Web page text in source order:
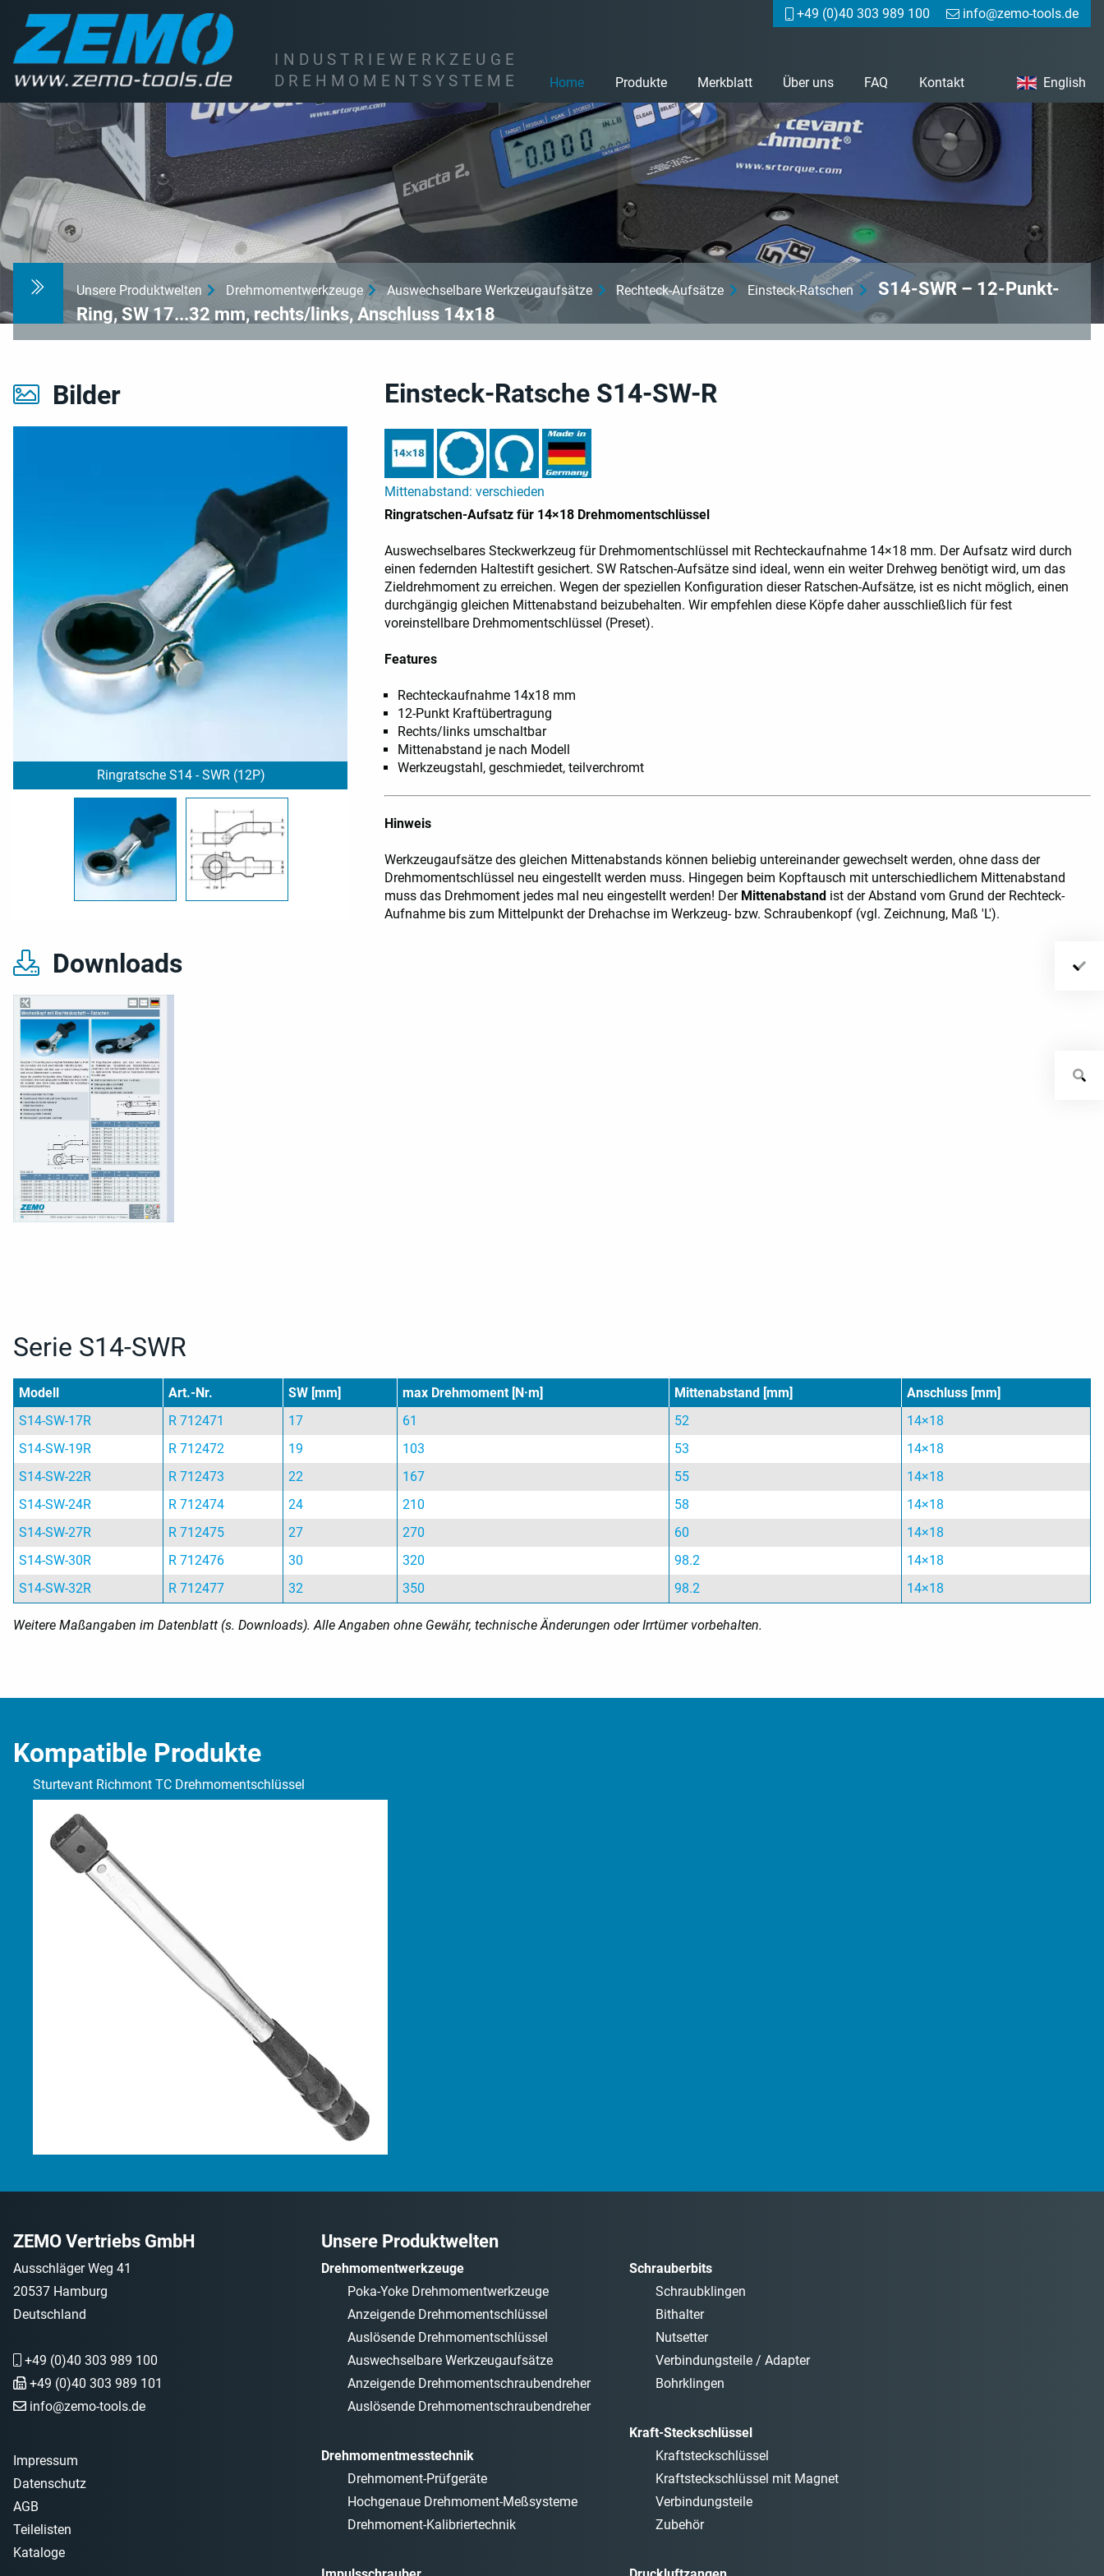
+49 (0)40 303 989 100 info@zemo-tools.de
I N D U S T R I E W E R K Z E U G E
D R E H M O M E N T S Y S T E M E Home Produkte Merkblatt Über uns FAQ Kontakt English
Unsere Produktwelten Drehmomentwerkzeuge Auswechselbare Werkzeugaufsätze Rechteck-Aufsätze Einsteck-Ratschen
S14-SWR – 12-Punkt-
Ring, SW 17...32 mm, rechts/links, Anschluss 14x18
Bilder
Ringratsche S14 - SWR (12P) Bemaßung
Downloads
Einsteck-Ratsche S14-SW-R
Mittenabstand: verschieden
Ringratschen-Aufsatz für 14×18 Drehmomentschlüssel
Auswechselbares Steckwerkzeug für Drehmomentschlüssel mit Rechteckaufnahme 14×18 mm. Der Aufsatz wird durch
einen federnden Haltestift gesichert. SW Ratschen-Aufsätze sind ideal, wenn ein weiter Drehweg benötigt wird, um das
Zieldrehmoment zu erreichen. Wegen der speziellen Konfiguration dieser Ratschen-Aufsätze, ist es nicht möglich, einen
durchgängig gleichen Mittenabstand beizubehalten. Wir empfehlen diese Köpfe daher ausschließlich für fest
voreinstellbare Drehmomentschlüssel (Preset).
Features
Rechteckaufnahme 14x18 mm
12-Punkt Kraftübertragung
Rechts/links umschaltbar
Mittenabstand je nach Modell
Werkzeugstahl, geschmiedet, teilverchromt
Hinweis
Werkzeugaufsätze des gleichen Mittenabstands können beliebig untereinander gewechselt werden, ohne dass der
Drehmomentschlüssel neu eingestellt werden muss. Hingegen beim Kopftausch mit unterschiedlichem Mittenabstand
muss das Drehmoment jedes mal neu eingestellt werden! Der Mittenabstand ist der Abstand vom Grund der Rechteck-
Aufnahme bis zum Mittelpunkt der Drehachse im Werkzeug- bzw. Schraubenkopf (vgl. Zeichnung, Maß 'L').
Serie S14-SWR
Modell Art.-Nr. SW [mm] max Drehmoment [N·m] Mittenabstand [mm]
Anschluss [mm]
S14-SW-17R
R 712471 17 61 52
14×18
S14-SW-19R
R 712472 19 103 53
14×18
S14-SW-22R
R 712473 22 167 55
14×18
S14-SW-24R
R 712474 24 210 58
14×18
S14-SW-27R
R 712475 27 270 60
14×18
S14-SW-30R
R 712476 30 320 98.2
14×18
S14-SW-32R
R 712477 32 350 98.2 14×18
Weitere Maßangaben im Datenblatt (s. Downloads). Alle Angaben ohne Gewähr, technische Änderungen oder Irrtümer vorbehalten.
Kompatible Produkte
Sturtevant Richmont TC Drehmomentschlüssel
ZEMO Vertriebs GmbH Unsere Produktwelten
Ausschläger Weg 41
20537 Hamburg
Deutschland
+49 (0)40 303 989 100
+49 (0)40 303 989 101
info@zemo-tools.de
Impressum
Datenschutz
AGB
Teilelisten
Kataloge
Drehmomentwerkzeuge
Poka-Yoke Drehmomentwerkzeuge
Anzeigende Drehmomentschlüssel
Auslösende Drehmomentschlüssel
Auswechselbare Werkzeugaufsätze
Anzeigende Drehmomentschraubendreher
Auslösende Drehmomentschraubendreher
Drehmomentmesstechnik
Drehmoment-Prüfgeräte
Hochgenaue Drehmoment-Meßsysteme
Drehmoment-Kalibriertechnik
Schrauberbits
Schraubklingen
Bithalter
Nutsetter
Verbindungsteile / Adapter
Bohrklingen
Kraft-Steckschlüssel
Kraftsteckschlüssel
Kraftsteckschlüssel mit Magnet
Verbindungsteile
Zubehör